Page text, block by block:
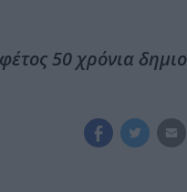
50 χρόνια